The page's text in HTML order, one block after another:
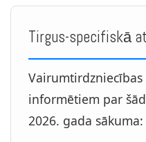
Tirgus-specifiskā
informētiem par
2026. gada sākuma: